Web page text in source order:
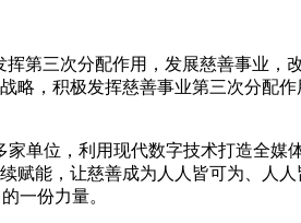
三次分配作用，发展慈善事业，
，积极发挥慈善事业第三次分配
单位，利用现代数字技术打造全媒
能，让慈善成为人人皆可为、人
一份力量。